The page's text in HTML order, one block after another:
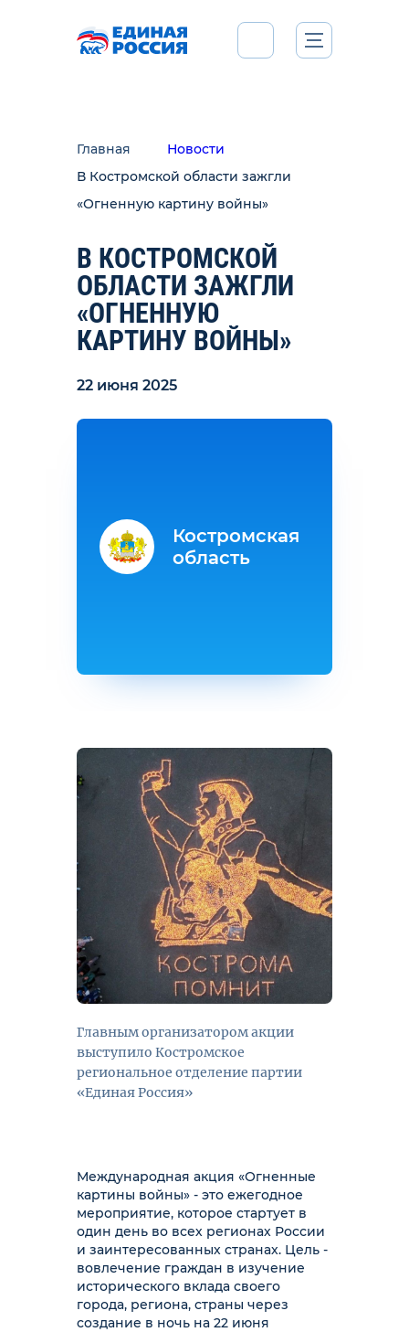
Главная
Новости
В Костромской области зажгли
«Огненную картину войны»
В КОСТРОМСКОЙ
ОБЛАСТИ ЗАЖГЛИ
«ОГНЕННУЮ
КАРТИНУ ВОЙНЫ»
22 июня 2025
Главным организатором акции
выступило Костромское
региональное отделение партии
«Единая Россия»
Международная акция «Огненные
картины войны» - это ежегодное
мероприятие, которое стартует в
один день во всех регионах России
и заинтересованных странах. Цель -
вовлечение граждан в изучение
исторического вклада своего
города, региона, страны через
создание в ночь на 22 июня
Костромская
область